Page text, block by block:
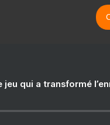
jeu qui a transformé